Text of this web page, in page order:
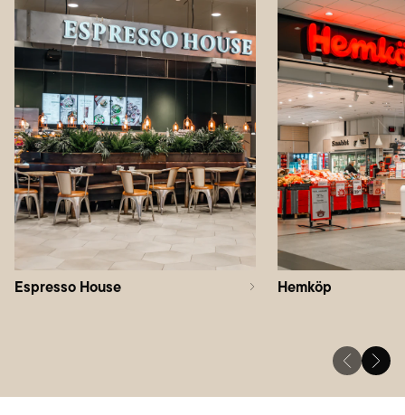
Espresso House Hemköp